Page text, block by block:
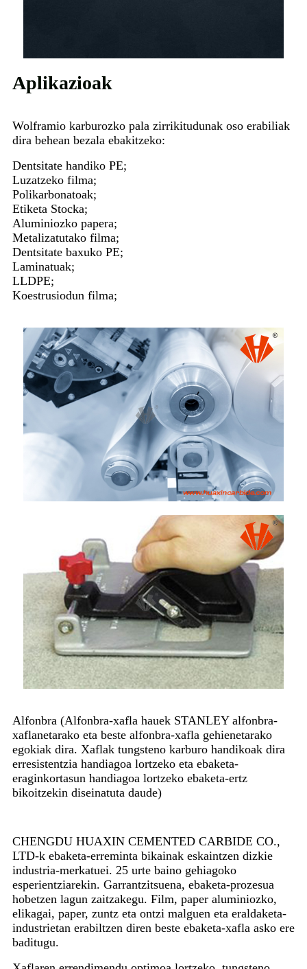
Aplikazioak
Wolframio karburozko pala zirrikitudunak oso erabiliak
dira behean bezala ebakitzeko:
Dentsitate handiko PE;
Luzatzeko filma;
Polikarbonatoak;
Etiketa Stocka;
Aluminiozko papera;
Metalizatutako filma;
Dentsitate baxuko PE;
Laminatuak;
LLDPE;
Koestrusiodun filma;
Alfonbra (Alfonbra-xafla hauek STANLEY alfonbra-
xaflanetarako eta beste alfonbra-xafla gehienetarako
egokiak dira. Xaflak tungsteno karburo handikoak dira
erresistentzia handiagoa lortzeko eta ebaketa-
eraginkortasun handiagoa lortzeko ebaketa-ertz
bikoitzekin diseinatuta daude)
CHENGDU HUAXIN CEMENTED CARBIDE CO.,
LTD-k ebaketa-erreminta bikainak eskaintzen dizkie
industria-merkatuei. 25 urte baino gehiagoko
esperientziarekin. Garrantzitsuena, ebaketa-prozesua
hobetzen lagun zaitzakegu. Film, paper aluminiozko,
elikagai, paper, zuntz eta ontzi malguen eta eraldaketa-
industrietan erabiltzen diren beste ebaketa-xafla asko ere
baditugu.